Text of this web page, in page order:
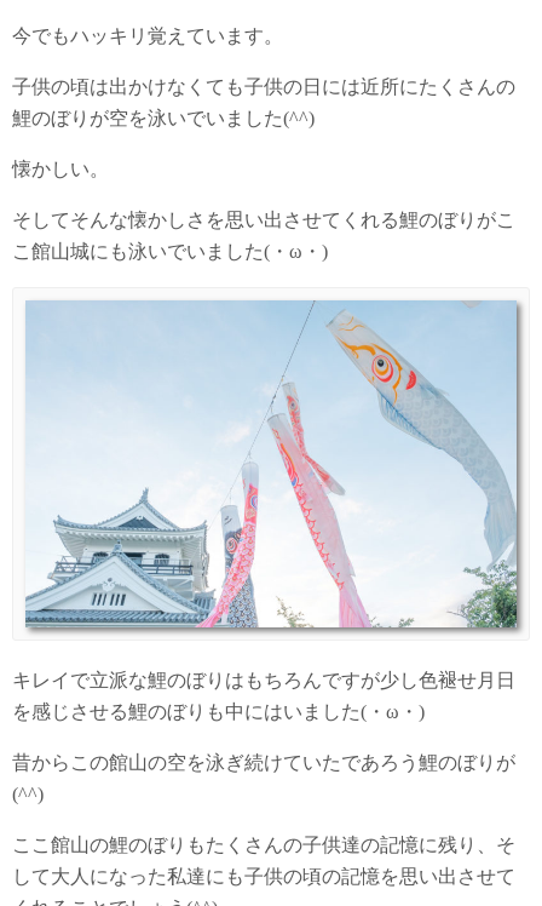
今でもハッキリ覚えています。
子供の頃は出かけなくても子供の日には近所にたくさんの
鯉のぼりが空を泳いでいました(^^)
懐かしい。
そしてそんな懐かしさを思い出させてくれる鯉のぼりがこ
こ館山城にも泳いでいました(・ω・)
キレイで立派な鯉のぼりはもちろんですが少し色褪せ月日
を感じさせる鯉のぼりも中にはいました(・ω・)
昔からこの館山の空を泳ぎ続けていたであろう鯉のぼりが
(^^)
ここ館山の鯉のぼりもたくさんの子供達の記憶に残り、そ
して大人になった私達にも子供の頃の記憶を思い出させて